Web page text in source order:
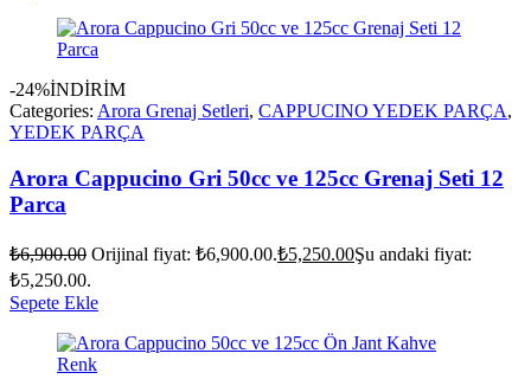
-24%İNDİRİM
Categories: Arora Grenaj Setleri, CAPPUCINO YEDEK PARÇA,
YEDEK PARÇA
Arora Cappucino Gri 50cc ve 125cc Grenaj Seti 12
Parca
₺6,900.00 Orijinal fiyat: ₺6,900.00.₺5,250.00Şu andaki fiyat:
₺5,250.00.
Sepete Ekle